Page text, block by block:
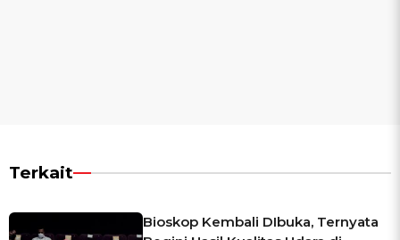
Terkait
Bioskop Kembali DIbuka, Ternyata